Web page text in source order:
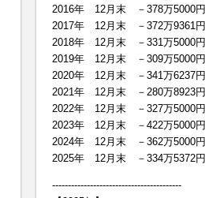
2016年 12月末 －378万5000円
2017年 12月末 －372万9361円
2018年 12月末 －331万5000円
2019年 12月末 －309万5000円
2020年 12月末 －341万6237円
2021年 12月末 －280万8923円
2022年 12月末 －327万5000円
2023年 12月末 －422万5000円
2024年 12月末 －362万5000円
2025年 12月末 －334万5372円
-----------------------------------------